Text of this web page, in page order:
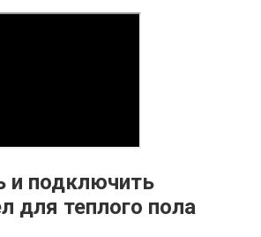
и подключить
для теплого пола